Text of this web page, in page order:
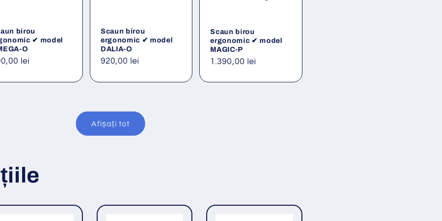
birou
✔ model
O
lei
Scaun birou
ergonomic ✔ model
DALIA-O
Preț
920,00 lei
Scaun birou
ergonomic ✔ model
MAGIC-P
Preț
1.390,00 lei
Afișați tot